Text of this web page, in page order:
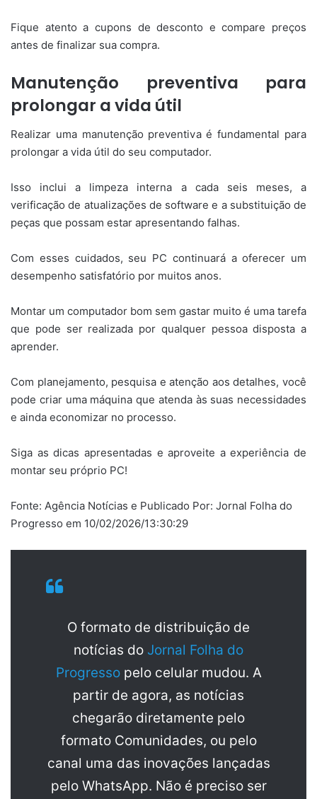
Fique atento a cupons de desconto e compare preços
antes de finalizar sua compra.
Manutenção preventiva para
prolongar a vida útil
Realizar uma manutenção preventiva é fundamental para
prolongar a vida útil do seu computador.
Isso inclui a limpeza interna a cada seis meses, a
verificação de atualizações de software e a substituição de
peças que possam estar apresentando falhas.
Com esses cuidados, seu PC continuará a oferecer um
desempenho satisfatório por muitos anos.
Montar um computador bom sem gastar muito é uma tarefa
que pode ser realizada por qualquer pessoa disposta a
aprender.
Com planejamento, pesquisa e atenção aos detalhes, você
pode criar uma máquina que atenda às suas necessidades
e ainda economizar no processo.
Siga as dicas apresentadas e aproveite a experiência de
montar seu próprio PC!
Fonte: Agência Notícias e Publicado Por: Jornal Folha do
Progresso em 10/02/2026/13:30:29
O formato de distribuição de
notícias do Jornal Folha do
Progresso pelo celular mudou. A
partir de agora, as notícias
chegarão diretamente pelo
formato Comunidades, ou pelo
canal uma das inovações lançadas
pelo WhatsApp. Não é preciso ser